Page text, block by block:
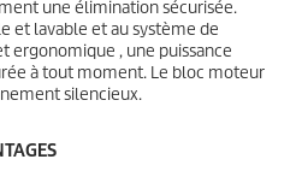
une élimination sécurisée.
et lavable et au système de
ergonomique , une puissance
à tout moment. Le bloc moteur
silencieux.